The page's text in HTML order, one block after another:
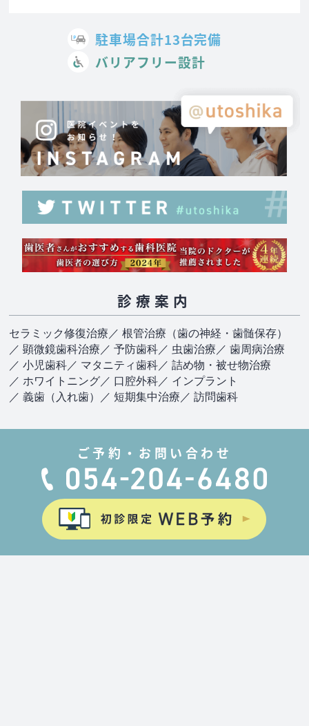
駐車場合計13台完備
バリアフリー設計
診療案内
セラミック修復治療／ 根管治療（歯の神経・歯髄保存）
／ 顕微鏡歯科治療／ 予防歯科／ 虫歯治療／ 歯周病治療
／ 小児歯科／ マタニティ歯科／ 詰め物・被せ物治療
／ ホワイトニング／ 口腔外科／ インプラント
／ 義歯（入れ歯） ／ 短期集中治療／ 訪問歯科
ご予約・お問い合わせ